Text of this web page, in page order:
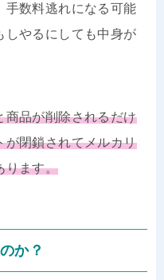
手数料逃れになる可能
しやるにしても中身が
商品が削除されるだけ
が閉鎖されてメルカリ
ります。
か？